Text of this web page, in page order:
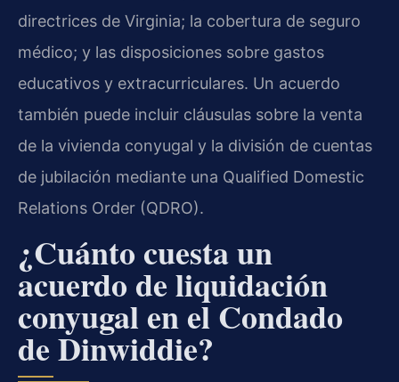
directrices de Virginia; la cobertura de seguro
médico; y las disposiciones sobre gastos
educativos y extracurriculares. Un acuerdo
también puede incluir cláusulas sobre la venta
de la vivienda conyugal y la división de cuentas
de jubilación mediante una Qualified Domestic
Relations Order (QDRO).
¿Cuánto cuesta un
acuerdo de liquidación
conyugal en el Condado
de Dinwiddie?